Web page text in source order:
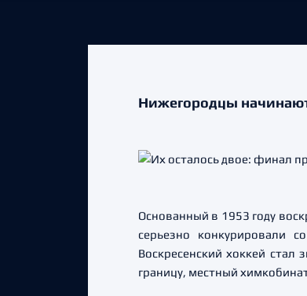
Нижегородцы
Основанный в 1953 году
серьезно конкурировали
Воскресенский хоккей
границу, местный